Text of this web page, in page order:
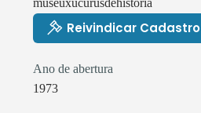
Reivindicar Cadastro
Ano de abertura
1973